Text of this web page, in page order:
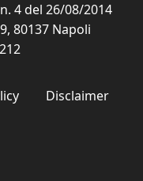
4 del 26/08/2014
80137 Napoli
Disclaimer